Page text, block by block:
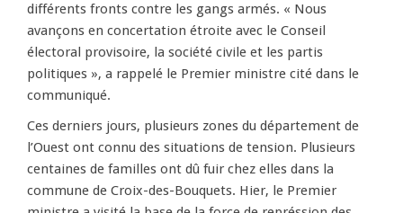
différents fronts contre les gangs armés. « Nous
avançons en concertation étroite avec le Conseil
électoral provisoire, la société civile et les partis
politiques », a rappelé le Premier ministre cité dans le
communiqué.
Ces derniers jours, plusieurs zones du département de
l’Ouest ont connu des situations de tension. Plusieurs
centaines de familles ont dû fuir chez elles dans la
commune de Croix-des-Bouquets. Hier, le Premier